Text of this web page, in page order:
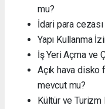
mu?
İdari para cezası
Yapı Kullanma
İş Yeri Açma ve
Açık hava
mevcut mu?
Kültür ve Turizm